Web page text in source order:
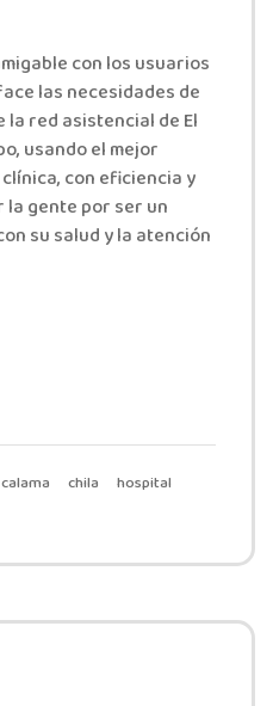
con los usuarios
las necesidades de
la red asistencial de El
usando el mejor
con eficiencia y
gente por ser un
su salud y la atención
calama chila
hospital